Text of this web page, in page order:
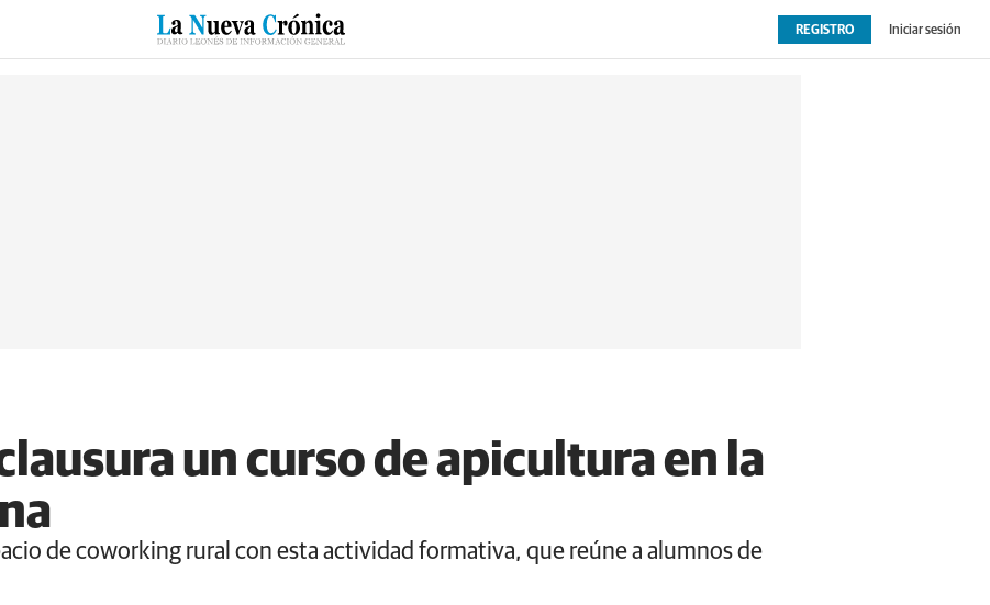
SUCESOS CULTURAS ESPECIALES DEPORTES OPINIÓN EXTRAS
REGISTRO Iniciar sesión
un curso de apicultura en la
de coworking rural con esta actividad formativa, que reúne a alumnos de